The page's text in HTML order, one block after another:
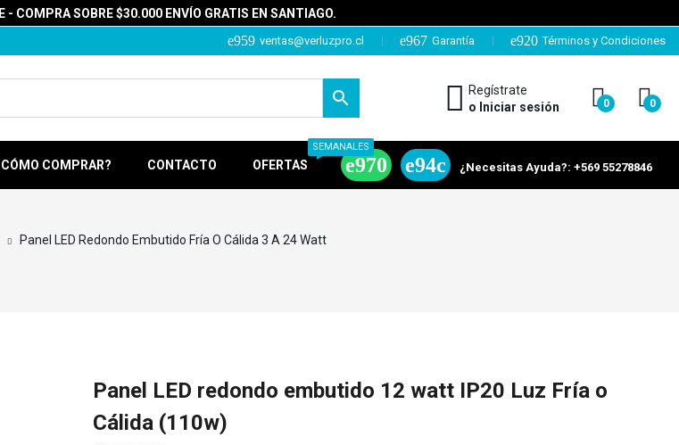
- COMPRA SOBRE $30.000 ENVÍO GRATIS EN SANTIAGO.
ventas@verluzpro.cl Garantía Términos y Condiciones
Regístrate
o Iniciar sesión
0 0
COMPRAR? CONTACTO OFERTAS
SEMANALES
¿Necesitas Ayuda?: +569 55278846
Panel LED Redondo Embutido Fría O Cálida 3 A 24 Watt
Panel LED redondo embutido 12 watt IP20 Luz Fría o
Cálida (110w)